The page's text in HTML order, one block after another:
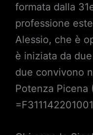
formata dalla
professione
Alessio, che è
è iniziata da
due convivono
Potenza Picena